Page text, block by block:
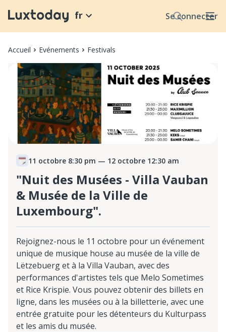
Se connecter
fr
Accueil Evénements Festivals
11 octobre 8:30 pm — 12 octobre 12:30 am
"Nuit des Musées - Villa Vauban
& Musée de la Ville de
Luxembourg".
Rejoignez-nous le 11 octobre pour un événement
unique de musique house au musée de la ville de
Lëtzebuerg et à la Villa Vauban, avec des
performances d'artistes tels que Melo Sometimes
et Rice Krispie. Vous pouvez obtenir des billets en
ligne, dans les musées ou à la billetterie, avec une
entrée gratuite pour les détenteurs du Kulturpass
et les amis du musée.